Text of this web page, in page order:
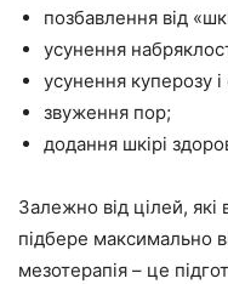
позбавлення від
усунення
усунення куперозу і
звуження пор;
додання шкірі
Залежно від цілей,
підбере максимально
мезотерапія – це